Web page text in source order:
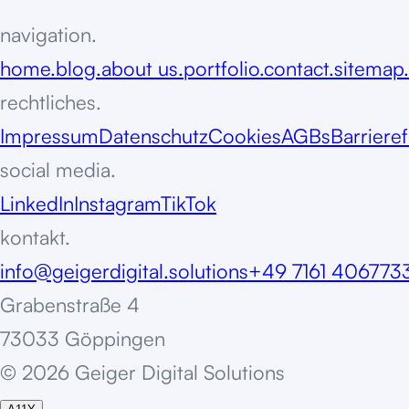
navigation.
home.blog.about us.portfolio.contact.
rechtliches.
ImpressumDatenschutzCookiesAGBs
social media.
LinkedInInstagramTikTok
kontakt.
info@geigerdigital.solutions+49 7161
Grabenstraße 4
73033 Göppingen
© 2026 Geiger Digital Solutions